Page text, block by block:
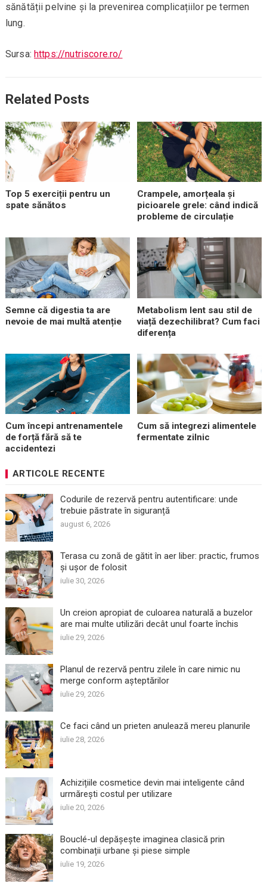
sănătății pelvine și la prevenirea complicațiilor pe termen
lung.
Sursa: https://nutriscore.ro/
Related Posts
Top 5 exerciții pentru un
spate sănătos
Crampele, amorțeala și
picioarele grele: când indică
probleme de circulație
Semne că digestia ta are
nevoie de mai multă atenție
Metabolism lent sau stil de
viață dezechilibrat? Cum faci
diferența
Cum începi antrenamentele
de forță fără să te
accidentezi
Cum să integrezi alimentele
fermentate zilnic
ARTICOLE RECENTE
Codurile de rezervă pentru autentificare: unde
trebuie păstrate în siguranță
august 6, 2026
Terasa cu zonă de gătit în aer liber: practic, frumos
și ușor de folosit
iulie 30, 2026
Un creion apropiat de culoarea naturală a buzelor
are mai multe utilizări decât unul foarte închis
iulie 29, 2026
Planul de rezervă pentru zilele în care nimic nu
merge conform așteptărilor
iulie 29, 2026
Ce faci când un prieten anulează mereu planurile
iulie 28, 2026
Achizițiile cosmetice devin mai inteligente când
urmărești costul per utilizare
iulie 20, 2026
Bouclé-ul depășește imaginea clasică prin
combinații urbane și piese simple
iulie 19, 2026